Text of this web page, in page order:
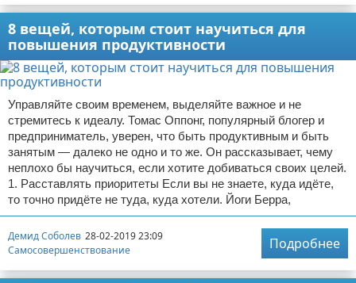
8 вещей, которым стоит научиться для
повышения продуктивности
Управляйте своим временем, выделяйте важное и не
стремитесь к идеалу. Томас Оппонг, популярный блогер и
предприниматель, уверен, что быть продуктивным и быть
занятым — далеко не одно и то же. Он рассказывает, чему
неплохо бы научиться, если хотите добиваться своих целей.
1. Расставлять приоритеты Если вы не знаете, куда идёте,
то точно придёте не туда, куда хотели. Йоги Берра,
Демид Соболев 28-02-2019 23:09
Самосовершенствование
Подробнее